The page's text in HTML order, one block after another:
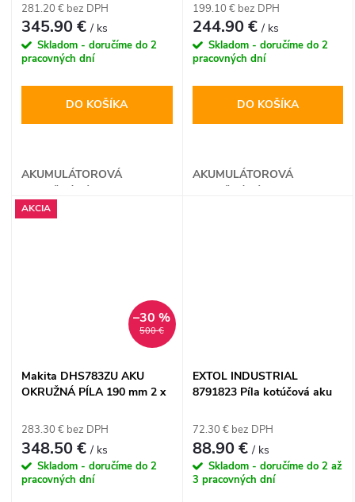
281.20 € bez DPH
345.90 €/ ks
Skladom - doručíme do 2
pracovných dní
DO KOŠÍKA
AKUMULÁTOROVÁ
199.10 € bez DPH
244.90 €/ ks
Skladom - doručíme do 2
pracovných dní
DO KOŠÍKA
AKUMULÁTOROVÁ
AKCIA
500 €
–30 %
Makita DHS783ZU AKU
OKRUŽNÁ PÍLA 190 mm 2 x
283.30 € bez DPH
348.50 €/ ks
Skladom - doručíme do 2
pracovných dní
EXTOL INDUSTRIAL
8791823 Píla kotúčová aku
165mm, bezuhlíkový motor
72.30 € bez DPH
88.90 €/ ks
Skladom - doručíme do 2 až
3 pracovných dní